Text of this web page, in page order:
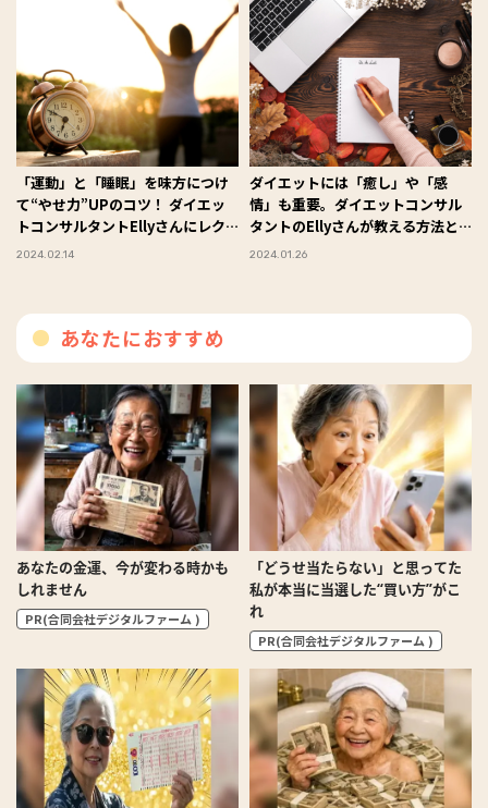
「運動」と「睡眠」を味方につけ
て“やせ力”UPのコツ！ ダイエッ
トコンサルタントEllyさんにレク
チャー
2024.02.14
ダイエットには「癒し」や「感
情」も重要。ダイエットコンサル
タントのEllyさんが教える方法と
は？
2024.01.26
あなたにおすすめ
あなたの金運、今が変わる時かも
しれません
PR(合同会社デジタルファーム )
「どうせ当たらない」と思ってた
私が本当に当選した“買い方”がこ
れ
PR(合同会社デジタルファーム )